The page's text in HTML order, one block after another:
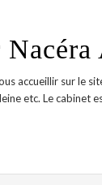
Nacéra
accueillir sur le
etc. Le cabinet